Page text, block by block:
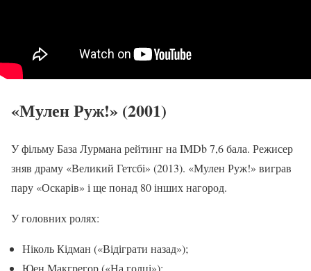
«Мулен Руж!» (2001)
У фільму База Лурмана рейтинг на IMDb 7,6 бала. Режисер
зняв драму «Великий Гетсбі» (2013). «Мулен Руж!» виграв
пару «Оскарів» і ще понад 80 інших нагород.
У головних ролях:
Ніколь Кідман («Відіграти назад»);
Юен Макгрегор («На голці»);